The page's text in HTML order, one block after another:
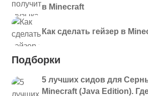
в Minecraft
Как сделать гейзер в
Подборки
5 лучших сидов для
Minecraft (Java Edition).